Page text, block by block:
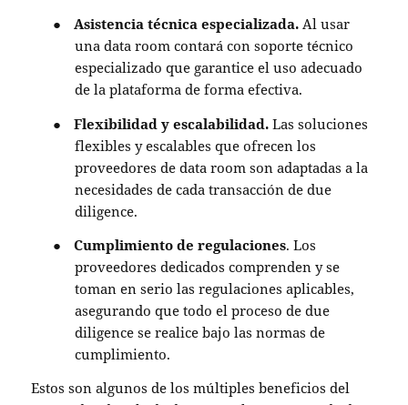
●
Asistencia técnica especializada. Al usar
una data room contará con soporte técnico
especializado que garantice el uso adecuado
de la plataforma de forma efectiva.
●
Flexibilidad y escalabilidad. Las soluciones
flexibles y escalables que ofrecen los
proveedores de data room son adaptadas a la
necesidades de cada transacción de due
diligence.
●
Cumplimiento de regulaciones. Los
proveedores dedicados comprenden y se
toman en serio las regulaciones aplicables,
asegurando que todo el proceso de due
diligence se realice bajo las normas de
cumplimiento.
Estos son algunos de los múltiplesbeneficios del